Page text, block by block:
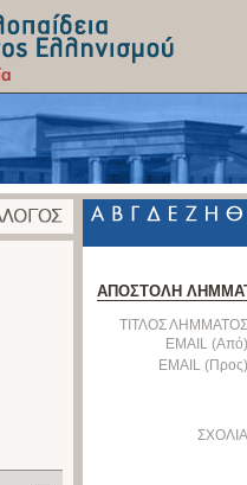
ΑΠΟΣΤΟΛΗ
ΤΙΤΛΟΣ
EMAIL
EMAIL